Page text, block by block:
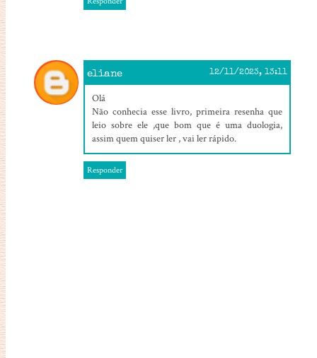
eliane 12/11/2023, 13:11
Olá
Não conhecia esse livro, primeira resenha que
leio sobre ele ,que bom que é uma duologia,
assim quem quiser ler , vai ler rápido.
Responder